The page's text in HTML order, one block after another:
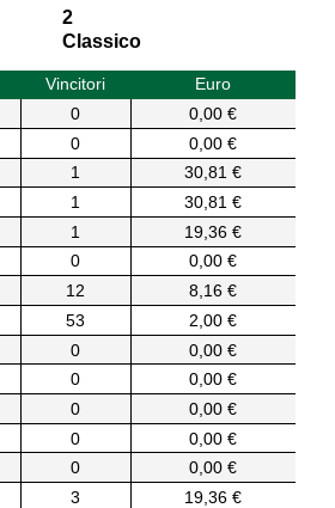
2
Classico
Vincitori
Euro
0
0,00 €
0
0,00 €
1
30,81 €
1
30,81 €
1
19,36 €
0
0,00 €
12
8,16 €
53
2,00 €
0
0,00 €
0
0,00 €
0
0,00 €
0
0,00 €
0
0,00 €
3
19,36 €